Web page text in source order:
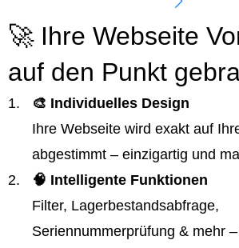
🚀 Ihre Webseite
auf den Punkt
🎨 Individuelles Design
Ihre Webseite wird exakt auf
abgestimmt – einzigartig und
🧠 Intelligente Funktionen
Filter, Lagerbestandsabfrage,
Seriennummerprüfung & mehr